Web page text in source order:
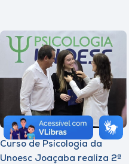
Curso de Psicologia da
Unoesc Joaçaba realiza 2ª